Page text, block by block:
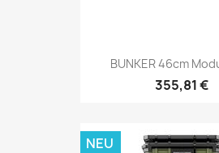
BUNKER 46cm
355,81 €
NEU